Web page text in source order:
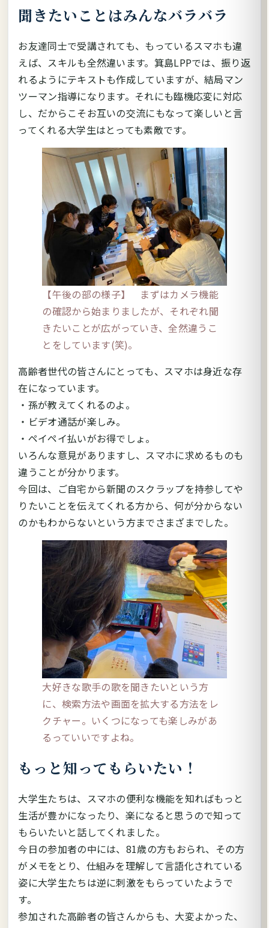
聞きたいことはみんなバラバラ
お友達同士で受講されても、もっているスマホも違
えば、スキルも全然違います。箕島LPPでは、振り返
れるようにテキストも作成していますが、結局マン
ツーマン指導になります。それにも臨機応変に対応
し、だからこそお互いの交流にもなって楽しいと言
ってくれる大学生はとっても素敵です。
【午後の部の様子】 まずはカメラ機能
の確認から始まりましたが、それぞれ聞
きたいことが広がっていき、全然違うこ
とをしています(笑)。
高齢者世代の皆さんにとっても、スマホは身近な存
在になっています。
・孫が教えてくれるのよ。
・ビデオ通話が楽しみ。
・ペイペイ払いがお得でしょ。
いろんな意見がありますし、スマホに求めるものも
違うことが分かります。
今回は、ご自宅から新聞のスクラップを持参してや
りたいことを伝えてくれる方から、何が分からない
のかもわからないという方までさまざまでした。
大好きな歌手の歌を聞きたいという方
に、検索方法や画面を拡大する方法をレ
クチャー。いくつになっても楽しみがあ
るっていいですよね。
もっと知ってもらいたい！
大学生たちは、スマホの便利な機能を知ればもっと
生活が豊かになったり、楽になると思うので知って
もらいたいと話してくれました。
今日の参加者の中には、81歳の方もおられ、その方
がメモをとり、仕組みを理解して言語化されている
姿に大学生たちは逆に刺激をもらっていたようで
す。
参加された高齢者の皆さんからも、大変よかった、